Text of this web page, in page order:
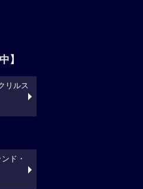
】
リルス
ド・